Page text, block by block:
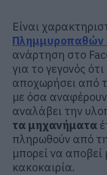
Είναι
Πλημμυροπαθών
ανάρτηση στο
για το γεγονός
αποχωρήσει από
με όσα
αναλάβει την
τα μηχανήματα
πληρωθούν από
μπορεί να αποβεί
κακοκαιρία.